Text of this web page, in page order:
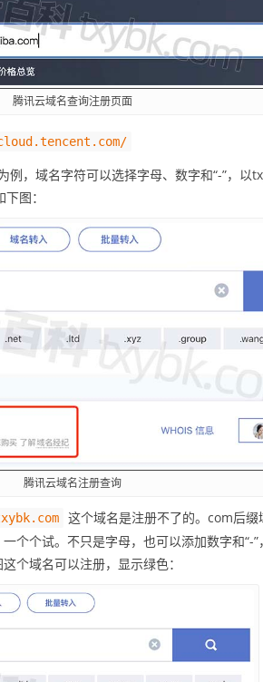
腾讯云域名查询注册页面
，域名字符可以选择字母、数字和“-”，
图：
腾讯云域名注册查询
这个域名是注册不了的。com后
个个试。不只是字母，也可以添加数字和“-
个域名可以注册，显示绿色：